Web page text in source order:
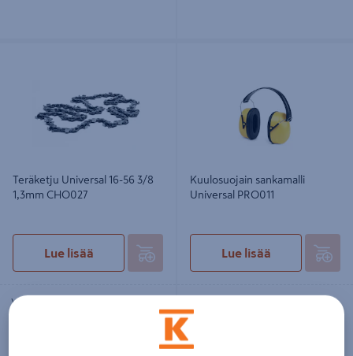
Teräketju Universal 16-56 3/8
1,3mm CHO027
Lue lisää
Vain myymälöistä
Kuulosuojain sankamalli
Universal PRO011
Lue lisää